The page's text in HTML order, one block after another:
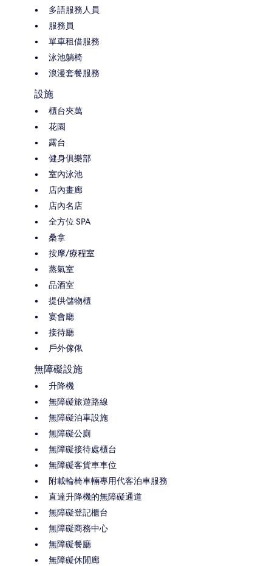
多語服務人員
服務員
單車租借服務
泳池躺椅
浪漫套餐服務
設施
櫃台夾萬
花園
露台
健身俱樂部
室內泳池
店內畫廊
店內名店
全方位 SPA
桑拿
按摩/療程室
蒸氣室
品酒室
提供儲物櫃
宴會廳
接待廳
戶外傢俬
無障礙設施
升降機
無障礙旅遊路線
無障礙泊車設施
無障礙公廁
無障礙接待處櫃台
無障礙客貨車車位
附載輪椅車輛專用代客泊車服務
直達升降機的無障礙通道
無障礙登記櫃台
無障礙商務中心
無障礙餐廳
無障礙休閒廊